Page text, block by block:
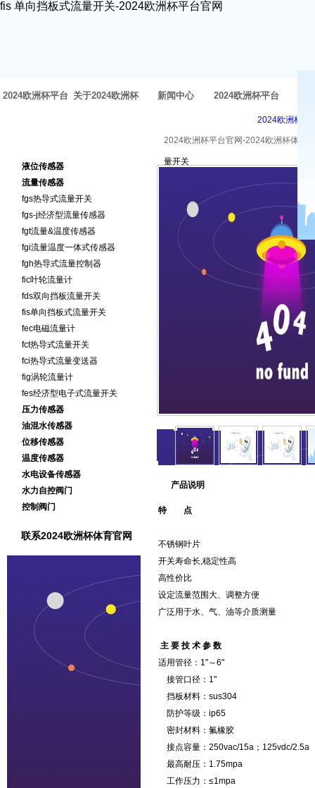
fis 单向挡板式流量开关-2024欧洲杯平台官网
2024欧洲杯平台
体育官网
关于2024欧洲杯 新闻中心 2024欧洲杯平台
2024欧洲杯平
中心
液位传感器
流量传感器
fgs热导式流量开关
fgs-j经济型流量传感器
fgt流量&温度传感器
fgi流量温度一体式传感器
fgh热导式流量控制器
fic叶轮流量计
fds双向挡板流量开关
fis单向挡板式流量开关
fec电磁流量计
fct热导式流量开关
fci热导式流量变送器
fig涡轮流量计
fes经济型电子式流量开关
压力传感器
油混水传感器
位移传感器
温度传感器
水电设备传感器
水力自控阀门
控制阀门
联系2024欧洲杯体育官网
2024欧洲杯平台官网-2024欧洲杯体育
量开关
产品说明
特 点
不锈钢叶片
开关寿命长,稳定性高
高性价比
设定流量范围大、调整方便
广泛用于水、气、油等介质测量
主 要 技 术 参 数
适用管径：1"～6"
接管口径：1"
挡板材料：sus304
防护等级：ip65
密封材料：氟橡胶
接点容量：250vac/15a；125vdc/2.5a
最高耐压：1.75mpa
工作压力：≤1mpa